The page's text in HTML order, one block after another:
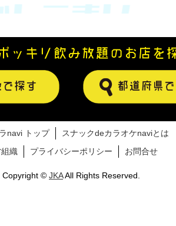
ッキリ飲み放題のお店を
navi トップ
スナックdeカラオケnaviとは
織
プライバシーポリシー お問合せ
Copyright © JKAAll Rights Reserved.